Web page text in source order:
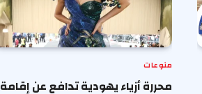
منوعات
محررة أزياء يهودية تدافع عن إقامة